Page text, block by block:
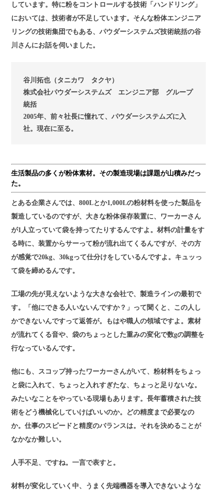
しています。特に粉をコントロールする技術「ハンドリング」
においては、技術者が不足しています。そんな粉体エンジニア
リングの技術集団でもある、パウダーシステムズ技術統括の谷
川さんにお話を伺いました。
谷川拓也（タニカワ タクヤ）
株式会社パウダーシステムズ エンジニア部 グループ
統括
2005年、前々社長に憧れて、パウダーシステムズに入
社。現在に至る。
生活製品の多くが粉体素材。その製造現場は課題が山積みだっ
た。
とある企業さんでは、800Lとか1,000Lの粉材料を使った製品を
製造しているのですが、大きな粉体保存装置に、ワーカーさん
が1人立っていて袋を持ってたりするんですよ。材料の計量をす
る時に、装置からサーって粉が流れ出てくるんですが、その方
が感覚で20kg、30kgって仕分けをしているんですよ。キュッっ
て袋を締めるんです。
工場の先が見えないような大きな会社で、製造ラインの最初で
す。「他にできる人いないんですか？」って聞くと、この人し
かできないんですって返答が。もはや職人の領域ですよ。素材
が流れてくる音や、袋のちょっとした重みの変化で数gの調整を
行なっているんです。
他にも、スコップ持ったワーカーさんがいて、粉材料をちょっ
と袋に入れて、ちょっと入れすぎたな、ちょっと足りないな。
みたいなことをやっている現場もあります。長年蓄積された技
術をどう機械化していけばいいのか。どの精度まで必要なの
か。仕事のスピードと精度のバランスは。それを決めることが
なかなか難しい。
人手不足、ですね。一言で表すと。
材料が変化していく中、うまく先端機器を導入できないような